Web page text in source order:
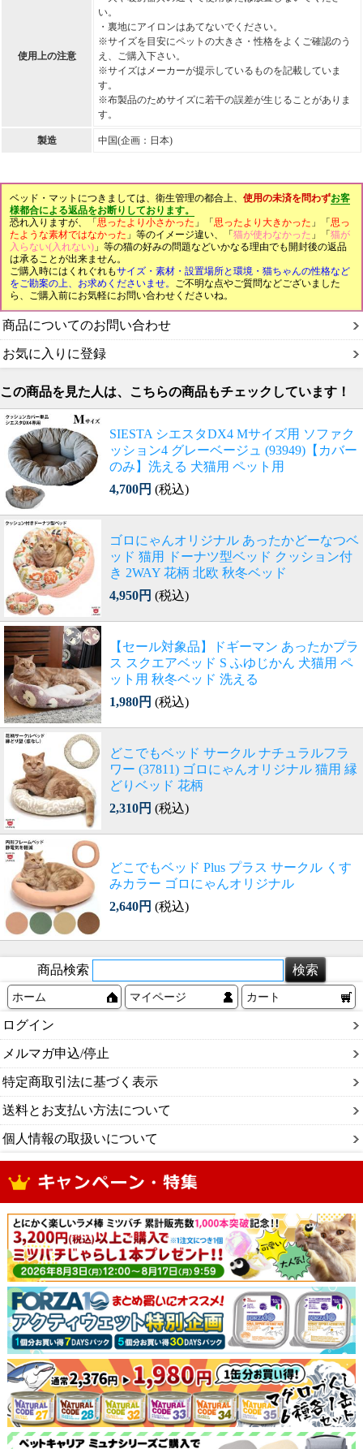
使用上の注意
い。
・裏地にアイロンはあてないでください。
※サイズを目安にペットの大きさ・性格をよくご確認のう
え、ご購入下さい。
※サイズはメーカーが提示しているものを記載していま
す。
※布製品のためサイズに若干の誤差が生じることがありま
す。
製造 中国(企画：日本)
ベッド・マットにつきましては、衛生管理の都合上、 使用の未済を問わずお客
様都合による返品をお断りしております。
恐れ入りますが、「思ったより小さかった 」「思ったより大きかった 」「思っ
たような素材ではなかった 」等のイメージ違い、「猫が使わなかった 」「猫が
入らない(入れない) 」等の猫の好みの問題などいかなる理由でも開封後の返品
は承ることが出来ません。
ご購入時にはくれぐれもサイズ・素材・設置場所と環境・猫ちゃんの性格など
をご勘案の上、お求めくださいませ。
ご不明な点やご質問などございました
ら、ご購入前にお気軽にお問い合わせくださいね。
商品についてのお問い合わせ
お気に入りに登録
この商品を見た人は、こちらの商品もチェックしています！
SIESTA シエスタDX4 Mサイズ用 ソファク
ッション4 グレーベージュ (93949)【カバー
のみ】洗える 犬猫用 ペット用
4,700円 (税込)
ゴロにゃんオリジナル あったかどーなつベ
ッド 猫用 ドーナツ型ベッド クッション付
き 2WAY 花柄 北欧 秋冬ベッド
4,950円 (税込)
【セール対象品】ドギーマン あったかプラ
ス スクエアベッド S ふゆじかん 犬猫用 ペ
ット用 秋冬ベッド 洗える
1,980円 (税込)
どこでもベッド サークル ナチュラルフラ
ワー (37811) ゴロにゃんオリジナル 猫用 縁
どりベッド 花柄
2,310円 (税込)
どこでもベッド Plus プラス サークル くす
みカラー ゴロにゃんオリジナル
2,640円 (税込)
商品検索
ホーム マイページ カート
ログイン
メルマガ申込/停止
特定商取引法に基づく表示
送料とお支払い方法について
個人情報の取扱いについて